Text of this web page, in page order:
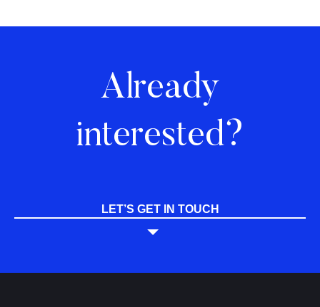
Already
interested?
LET’S GET IN TOUCH